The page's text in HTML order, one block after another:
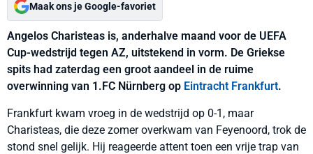
Maak ons je Google-favoriet
Angelos Charisteas is, anderhalve maand voor de UEFA
Cup-wedstrijd tegen AZ, uitstekend in vorm. De Griekse
spits had zaterdag een groot aandeel in de ruime
overwinning van 1.FC Nürnberg op Eintracht Frankfurt.
Frankfurt kwam vroeg in de wedstrijd op 0-1, maar
Charisteas, die deze zomer overkwam van Feyenoord, trok de
stond snel gelijk. Hij reageerde attent toen een vrije trap van